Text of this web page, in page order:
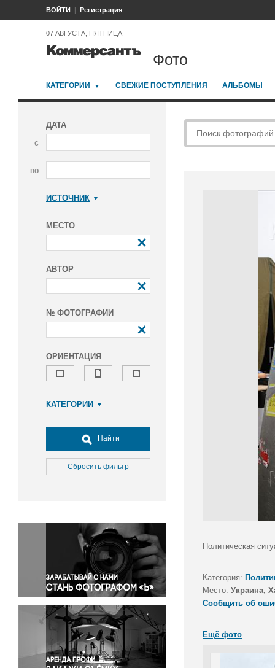
ВОЙТИ Регистрация
07 АВГУСТА, ПЯТНИЦА
Фото
КАТЕГОРИИ СВЕЖИЕ ПОСТУПЛЕНИЯ АЛЬБОМЫ
ДАТА
с
по
ИСТОЧНИК
МЕСТО
АВТОР
№ ФОТОГРАФИИ
ОРИЕНТАЦИЯ
КАТЕГОРИИ
Досуг, туризм и отдых
Культура
Медицина
Окружающая среда
Политика
Правосудие
Происшествия и конфликты
Религия
Светская жизнь
Спорт
Экология
Экономика и бизнес
Найти
Сбросить фильтр
Политическая
Категория:
Место: Украина,
Сообщить об
Ещё фото